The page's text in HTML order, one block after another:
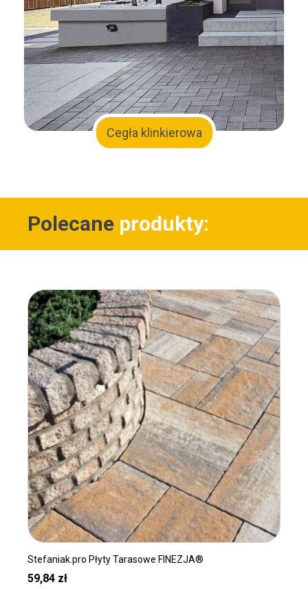
Cegła klinkierowa
Polecane produkty:
Stefaniak.pro Płyty Tarasowe FINEZJA®
59,84 zł
Ten
produkt
ma
wiele
wariantów.
Opcje
można
wybrać
na
stronie
produktu